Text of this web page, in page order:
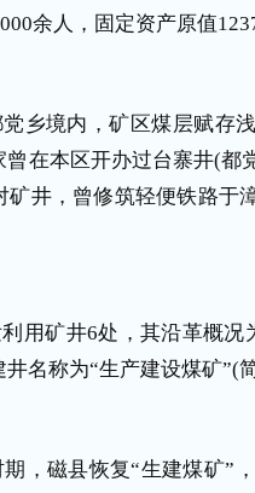
余人，固定资产原值
乡境内，矿区煤层赋存
曾在本区开办过台寨井(都
矿井，曾修筑轻便铁路于
用矿井6处，其沿革概
名称为“生产建设煤矿”(
，磁县恢复“生建煤矿”